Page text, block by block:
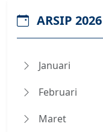
ARSIP 2026
Januari
Februari
Maret